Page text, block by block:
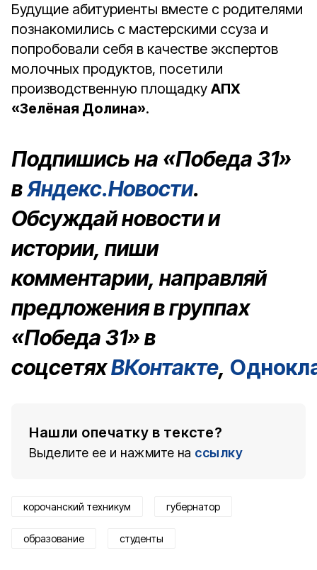
Будущие абитуриенты вместе с родителями
познакомились с мастерскими ссуза и
попробовали себя в качестве экспертов
молочных продуктов, посетили
производственную площадку АПХ
«Зелёная Долина».
Подпишись на «Победа 31»
вЯндекс.Новости.
Обсуждай новости и
истории, пиши
комментарии, направляй
предложения в группах
«Победа 31» в
соцсетяхВКонтакте,
Нашли опечатку в тексте?
Выделите ее и нажмите на ссылку
корочанский техникум губернатор
образование студенты